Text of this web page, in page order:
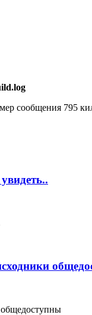
сообщения 795
общедоступны